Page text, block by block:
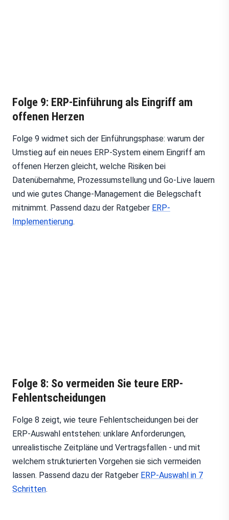
Folge 9: ERP-Einführung als Eingriff am
offenen Herzen
Folge 9 widmet sich der Einführungsphase: warum der
Umstieg auf ein neues ERP-System einem Eingriff am
offenen Herzen gleicht, welche Risiken bei
Datenübernahme, Prozessumstellung und Go-Live lauern
und wie gutes Change-Management die Belegschaft
mitnimmt. Passend dazu der Ratgeber ERP-
Implementierung.
Folge 8: So vermeiden Sie teure ERP-
Fehlentscheidungen
Folge 8 zeigt, wie teure Fehlentscheidungen bei der
ERP-Auswahl entstehen: unklare Anforderungen,
unrealistische Zeitpläne und Vertragsfallen - und mit
welchem strukturierten Vorgehen sie sich vermeiden
lassen. Passend dazu der Ratgeber ERP-Auswahl in 7
Schritten.